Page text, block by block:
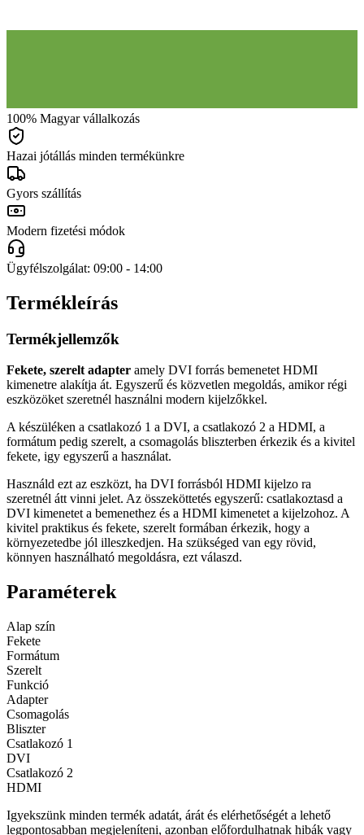
100% Magyar vállalkozás
Hazai jótállás minden termékünkre
Gyors szállítás
Modern fizetési módok
Ügyfélszolgálat: 09:00 - 14:00
Termékleírás
Termékjellemzők
Fekete, szerelt adapter amely DVI forrás bemenetet HDMI
kimenetre alakítja át. Egyszerű és közvetlen megoldás, amikor régi
eszközöket szeretnél használni modern kijelzőkkel.
A készüléken a csatlakozó 1 a DVI, a csatlakozó 2 a HDMI, a
formátum pedig szerelt, a csomagolás bliszterben érkezik és a kivitel
fekete, igy egyszerű a használat.
Használd ezt az eszközt, ha DVI forrásból HDMI kijelzo ra
szeretnél átt vinni jelet. Az összeköttetés egyszerű: csatlakoztasd a
DVI kimenetet a bemenethez és a HDMI kimenetet a kijelzohoz. A
kivitel praktikus és fekete, szerelt formában érkezik, hogy a
környezetedbe jól illeszkedjen. Ha szükséged van egy rövid,
könnyen használható megoldásra, ezt válaszd.
Paraméterek
Alap szín
Fekete
Formátum
Szerelt
Funkció
Adapter
Csomagolás
Bliszter
Csatlakozó 1
DVI
Csatlakozó 2
HDMI
Igyekszünk minden termék adatát, árát és elérhetőségét a lehető
legpontosabban megjeleníteni, azonban előfordulhatnak hibák vagy